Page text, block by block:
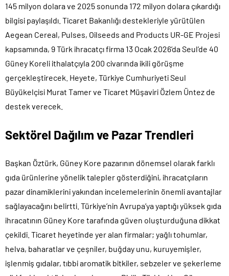
145 milyon dolara ve 2025 sonunda 172 milyon dolara çıkardığı
bilgisi paylaşıldı. Ticaret Bakanlığı destekleriyle yürütülen
Aegean Cereal, Pulses, Oilseeds and Products UR-GE Projesi
kapsamında, 9 Türk ihracatçı firma 13 Ocak 2026’da Seul’de 40
Güney Koreli ithalatçıyla 200 civarında ikili görüşme
gerçekleştirecek. Heyete, Türkiye Cumhuriyeti Seul
Büyükelçisi Murat Tamer ve Ticaret Müşaviri Özlem Üntez de
destek verecek.
Sektörel Dağılım ve Pazar Trendleri
Başkan Öztürk, Güney Kore pazarının dönemsel olarak farklı
gıda ürünlerine yönelik talepler gösterdiğini, ihracatçıların
pazar dinamiklerini yakından incelemelerinin önemli avantajlar
sağlayacağını belirtti. Türkiye’nin Avrupa’ya yaptığı yüksek gıda
ihracatının Güney Kore tarafında güven oluşturduğuna dikkat
çekildi. Ticaret heyetinde yer alan firmalar; yağlı tohumlar,
helva, baharatlar ve çeşniler, buğday unu, kuruyemişler,
işlenmiş gıdalar, tıbbi aromatik bitkiler, sebzeler ve şekerleme